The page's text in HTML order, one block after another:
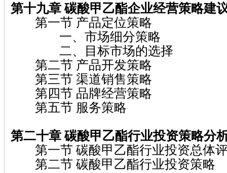
第十九章 碳酸甲乙酯企业经营策略建
第一节 产品定位策略
一、市场细分策略
二、目标市场的选择
第二节 产品开发策略
第三节 渠道销售策略
第四节 品牌经营策略
第五节 服务策略
第二十章 碳酸甲乙酯行业投资策略分
第一节 碳酸甲乙酯行业投资总体
第二节 碳酸甲乙酯行业投资策略